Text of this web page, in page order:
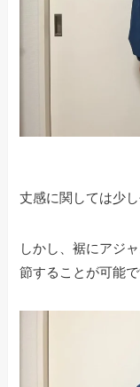
丈感に関しては少
しかし、裾にアジ
節することが可能で